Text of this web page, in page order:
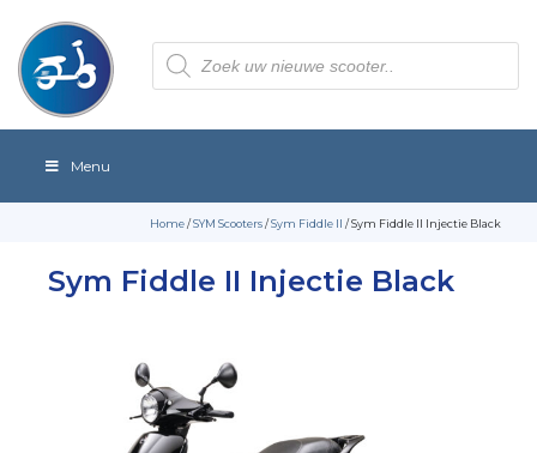
Producten
zoeken
Menu
Home/SYM Scooters/Sym Fiddle II / Sym Fiddle II Injectie Black
Sym Fiddle II Injectie Black